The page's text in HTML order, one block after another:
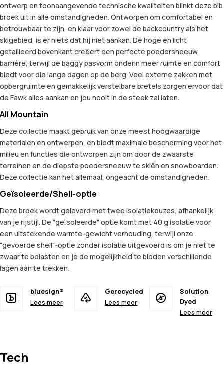
ontwerp en toonaangevende technische kwaliteiten blinkt deze bib
broek uit in alle omstandigheden. Ontworpen om comfortabel en
betrouwbaar te zijn, en klaar voor zowel de backcountry als het
skigebied, is er niets dat hij niet aankan. De hoge en licht
getailleerd bovenkant creëert een perfecte poedersneeuw
barrière, terwijl de baggy pasvorm onderin meer ruimte en comfort
biedt voor die lange dagen op de berg. Veel externe zakken met
opbergruimte en gemakkelijk verstelbare bretels zorgen ervoor dat
de Fawk alles aankan en jou nooit in de steek zal laten.
All Mountain
Deze collectie maakt gebruik van onze meest hoogwaardige
materialen en ontwerpen, en biedt maximale bescherming voor het
milieu en functies die ontworpen zijn om door de zwaarste
terreinen en de diepste poedersneeuw te skiën en snowboarden.
Deze collectie kan het allemaal, ongeacht de omstandigheden.
Geïsoleerde/Shell-optie
Deze broek wordt geleverd met twee isolatiekeuzes, afhankelijk
van je rijstijl. De "geïsoleerde" optie komt met 40 g isolatie voor
een uitstekende warmte-gewicht verhouding, terwijl onze
"gevoerde shell"-optie zonder isolatie uitgevoerd is om je niet te
zwaar te belasten en je de mogelijkheid te bieden verschillende
lagen aan te trekken.
bluesign®
Lees meer
Gerecycled
Lees meer
Solution
Dyed
Lees meer
Tech